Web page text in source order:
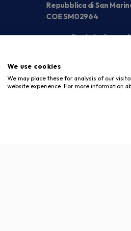
Repubblica di San
COE SM02964
La vendita è rivolta
We use cookies
We may place these for analysis of our
website experience. For more information